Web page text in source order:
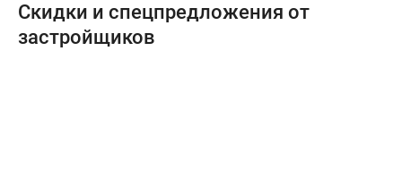
Скидки и спецпредложения от
застройщиков